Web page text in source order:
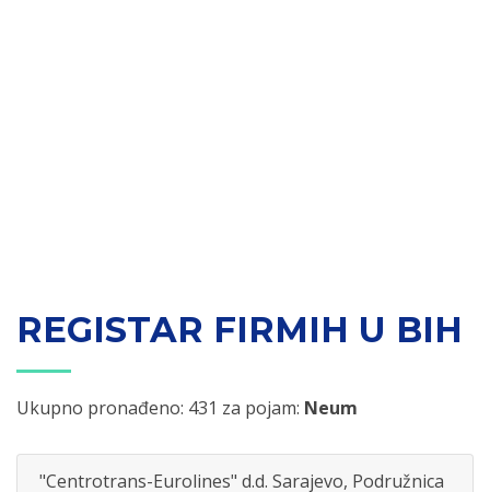
REGISTAR FIRMIH U BIH
Ukupno pronađeno: 431 za pojam: Neum
"Centrotrans-Eurolines" d.d. Sarajevo, Podružnica